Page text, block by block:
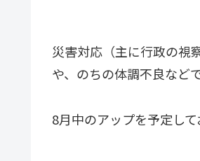
災害対応（主に行政の視
や、のちの体調不良など
8月中のアップを予定し